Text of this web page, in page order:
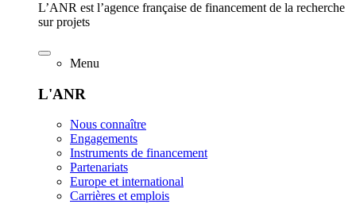
L’ANR est l’agence française de financement de la recherche
sur projets
Menu
L'ANR
Nous connaître
Engagements
Instruments de financement
Partenariats
Europe et international
Carrières et emplois